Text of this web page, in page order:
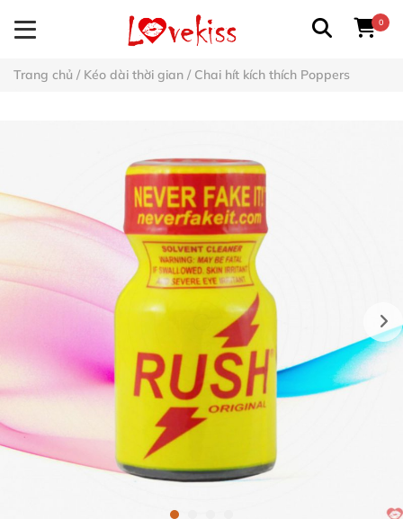
0
Trang chủ / Kéo dài thời gian / Chai hít kích thích Poppers